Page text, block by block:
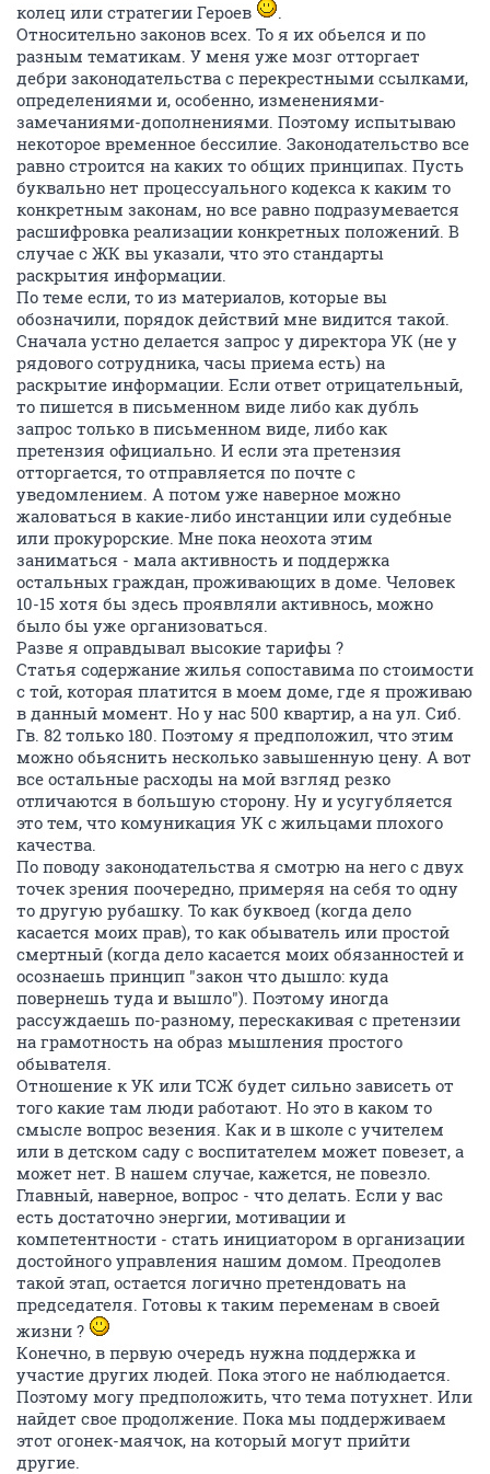
колец или стратегии Героев
.
Относительно законов всех. То я их обьелся и по
разным тематикам. У меня уже мозг отторгает
дебри законодательства с перекрестными ссылками,
определениями и, особенно, изменениями-
замечаниями-дополнениями. Поэтому испытываю
некоторое временное бессилие. Законодательство все
равно строится на каких то общих принципах. Пусть
буквально нет процессуального кодекса к каким то
конкретным законам, но все равно подразумевается
расшифровка реализации конкретных положений. В
случае с ЖК вы указали, что это стандарты
раскрытия информации.
По теме если, то из материалов, которые вы
обозначили, порядок действий мне видится такой.
Сначала устно делается запрос у директора УК (не у
рядового сотрудника, часы приема есть) на
раскрытие информации. Если ответ отрицательный,
то пишется в письменном виде либо как дубль
запрос только в письменном виде, либо как
претензия официально. И если эта претензия
отторгается, то отправляется по почте с
уведомлением. А потом уже наверное можно
жаловаться в какие-либо инстанции или судебные
или прокурорские. Мне пока неохота этим
заниматься - мала активность и поддержка
остальных граждан, проживающих в доме. Человек
10-15 хотя бы здесь проявляли активнось, можно
было бы уже организоваться.
Разве я оправдывал высокие тарифы ?
Статья содержание жилья сопоставима по стоимости
с той, которая платится в моем доме, где я проживаю
в данный момент. Но у нас 500 квартир, а на ул. Сиб.
Гв. 82 только 180. Поэтому я предположил, что этим
можно обьяснить несколько завышенную цену. А вот
все остальные расходы на мой взгляд резко
отличаются в большую сторону. Ну и усугубляется
это тем, что комуникация УК с жильцами плохого
качества.
По поводу законодательства я смотрю на него с двух
точек зрения поочередно, примеряя на себя то одну
то другую рубашку. То как буквоед (когда дело
касается моих прав), то как обыватель или простой
смертный (когда дело касается моих обязанностей и
осознаешь принцип "закон что дышло: куда
повернешь туда и вышло"). Поэтому иногда
рассуждаешь по-разному, перескакивая с претензии
на грамотность на образ мышления простого
обывателя.
Отношение к УК или ТСЖ будет сильно зависеть от
того какие там люди работают. Но это в каком то
смысле вопрос везения. Как и в школе с учителем
или в детском саду с воспитателем может повезет, а
может нет. В нашем случае, кажется, не повезло.
Главный, наверное, вопрос - что делать. Если у вас
есть достаточно энергии, мотивации и
компетентности - стать инициатором в организации
достойного управления нашим домом. Преодолев
такой этап, остается логично претендовать на
председателя. Готовы к таким переменам в своей
жизни ?
Конечно, в первую очередь нужна поддержка и
участие других людей. Пока этого не наблюдается.
Поэтому могу предположить, что тема потухнет. Или
найдет свое продолжение. Пока мы поддерживаем
этот огонек-маячок, на который могут прийти
другие.